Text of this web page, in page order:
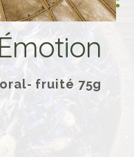
fruité 75g